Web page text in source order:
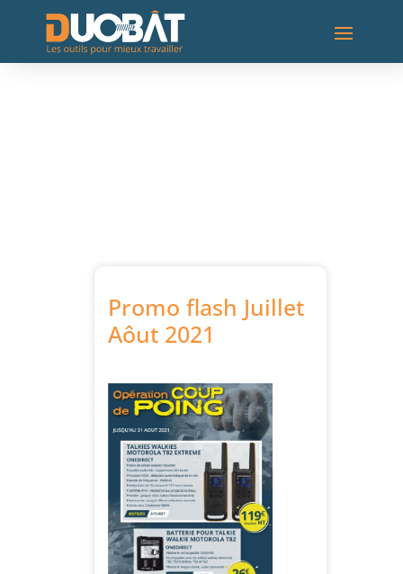
Promo flash Juillet
Aôut 2021